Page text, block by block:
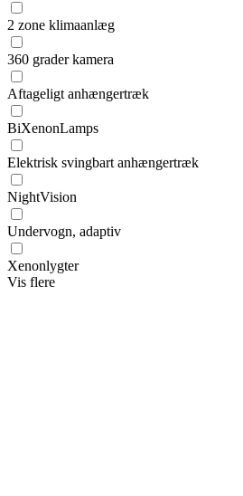
2 zone klimaanlæg
360 grader kamera
Aftageligt anhængertræk
BiXenonLamps
Elektrisk svingbart anhængertræk
NightVision
Undervogn, adaptiv
Xenonlygter
Vis flere